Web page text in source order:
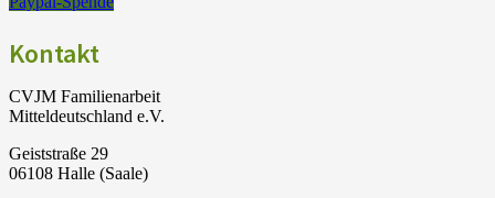
Kontakt
CVJM Familienarbeit
Mitteldeutschland e.V.
Geiststraße 29
06108 Halle (Saale)